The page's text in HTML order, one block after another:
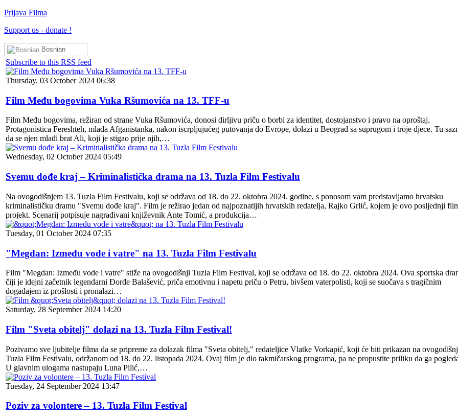
Prijava Filma
Support us - donate !
Bosnian
Subscribe to this RSS feed
Thursday, 03 October 2024 06:38
Film Među bogovima Vuka Ršumovića na 13. TFF-u
Film Među bogovima, režiran od strane Vuka Ršumovića, donosi dirljivu priču o borbi za identitet, dostojanstvo i pravo na oproštaj.
Protagonistica Fereshteh, mlada Afganistanka, nakon iscrpljujućeg putovanja do Evrope, dolazi u Beograd sa suprugom i troje djece. Tu
da se njen mlađi brat Ali, koji je stigao prije njih,…
Wednesday, 02 October 2024 05:49
Svemu dođe kraj – Kriminalistička drama na 13. Tuzla Film Festivalu
Na ovogodišnjem 13. Tuzla Film Festivalu, koji se održava od 18. do 22. oktobra 2024. godine, s ponosom vam predstavljamo hrvatsku
kriminalističku dramu "Svemu dođe kraj". Film je režirao jedan od najpoznatijih hrvatskih redatelja, Rajko Grlić, kojem je ovo posljednji
projekt. Scenarij potpisuje nagrađivani književnik Ante Tomić, a produkcija…
Tuesday, 01 October 2024 07:35
"Megdan: Između vode i vatre" na 13. Tuzla Film Festivalu
Film "Megdan: Između vode i vatre" stiže na ovogodišnji Tuzla Film Festival, koji se održava od 18. do 22. oktobra 2024. Ova sportska
čiji je idejni začetnik legendarni Đorđe Balašević, priča emotivnu i napetu priču o Petru, bivšem vaterpolisti, koji se suočava s tragičnim
događajem iz prošlosti i pronalazi…
Saturday, 28 September 2024 14:20
Film "Sveta obitelj" dolazi na 13. Tuzla Film Festival!
Pozivamo sve ljubitelje filma da se pripreme za dolazak filma "Sveta obitelj," redateljice Vlatke Vorkapić, koji će biti prikazan na
Tuzla Film Festivalu, održanom od 18. do 22. listopada 2024. Ovaj film je dio takmičarskog programa, pa ne propustite priliku da ga
U glavnim ulogama nastupaju Luna Pilić,…
Tuesday, 24 September 2024 13:47
Poziv za volontere – 13. Tuzla Film Festival